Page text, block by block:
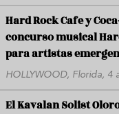
Hard Rock Cafe y
concurso musical
para artistas
HOLLYWOOD, Florida, 4
El Kavalan Solist